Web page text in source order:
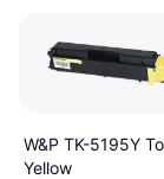
W&P TK-5195Y
Yellow